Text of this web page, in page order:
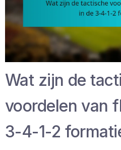
Wat zijn de
voordelen van
3-4-1-2